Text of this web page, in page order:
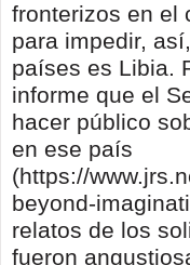
fronterizos en el
para impedir,
países es Libia.
informe que el
hacer público
en ese país
(https://
beyond-
relatos de los
fueron